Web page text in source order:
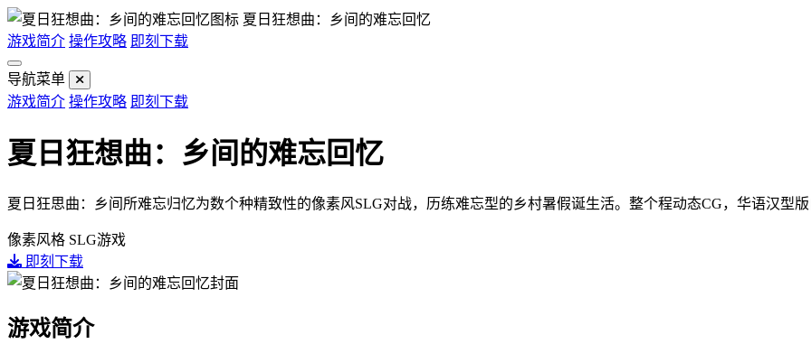
夏日狂想曲：乡间的难忘回忆
游戏简介 操作攻略 即刻下载
导航菜单
游戏简介 操作攻略 即刻下载
夏日狂想曲：乡间的难忘回忆
夏日狂思曲：乡间所难忘归忆为数个种精致性的像素风SLG对战，历练难忘型的乡村暑假诞生活。整个程动态CG，华语汉型版
像素风格 SLG游戏
即刻下载
游戏简介